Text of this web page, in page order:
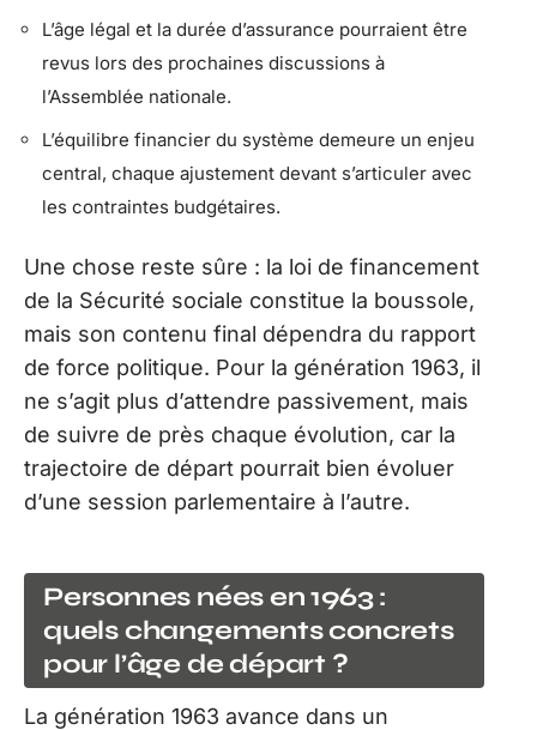
L’âge légal et la durée d’assurance pourraient être
revus lors des prochaines discussions à
l’Assemblée nationale.
L’équilibre financier du système demeure un enjeu
central, chaque ajustement devant s’articuler avec
les contraintes budgétaires.
Une chose reste sûre : la loi de financement
de la Sécurité sociale constitue la boussole,
mais son contenu final dépendra du rapport
de force politique. Pour la génération 1963, il
ne s’agit plus d’attendre passivement, mais
de suivre de près chaque évolution, car la
trajectoire de départ pourrait bien évoluer
d’une session parlementaire à l’autre.
Personnes nées en 1963 :
quels changements concrets
pour l’âge de départ ?
La génération 1963 avance dans un